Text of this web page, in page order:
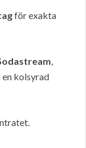
för exakta
,
kolsyrad